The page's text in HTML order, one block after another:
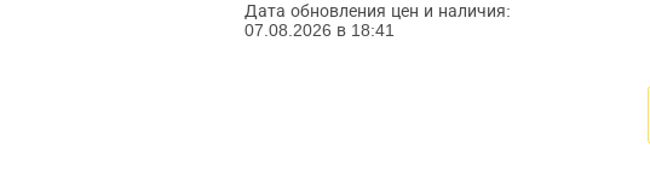
Дата обновления цен и наличия:
07.08.2026 в 18:41